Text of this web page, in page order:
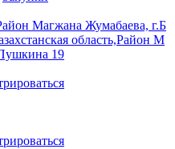
Магжана Жумабаева, г.Б
область,Район М
19